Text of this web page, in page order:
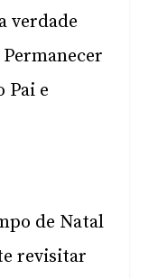
verdade
Pai e
de Natal
revisitar